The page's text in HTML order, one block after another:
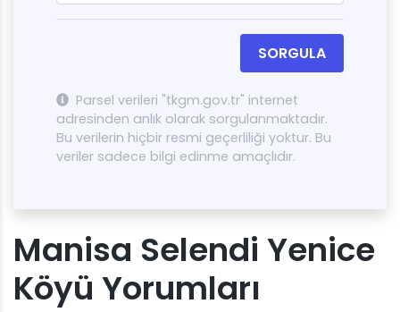
SORGULA
Parsel verileri "tkgm.gov.tr" internet
adresinden anlık olarak sorgulanmaktadır.
Bu verilerin hiçbir resmi geçerliliği yoktur. Bu
veriler sadece bilgi edinme amaçlıdır.
Manisa Selendi Yenice
Köyü Yorumları